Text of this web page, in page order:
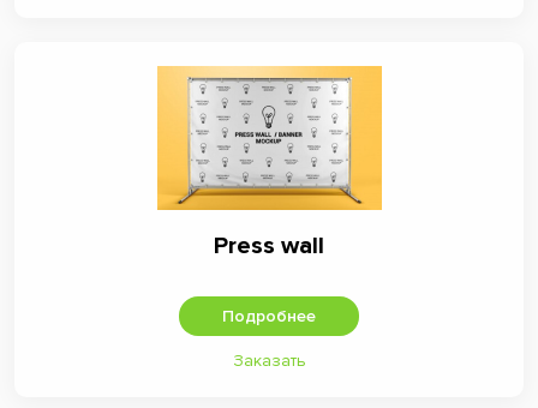
Press wall
Подробнее
Заказать